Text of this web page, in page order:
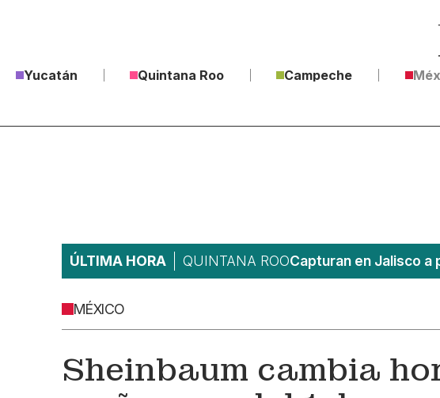
Yucatán Quintana Roo Campeche
ÚLTIMA HORA QUINTANA ROOCapturan en Jalisco a
MÉXICO
Sheinbaum cambia